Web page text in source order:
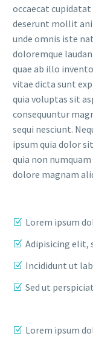
occaecat
deserunt mollit
unde omnis iste
doloremque
quae ab illo
vitae dicta sunt
quia voluptas sit
consequuntur
sequi nesciunt.
ipsum quia dolor
quia non
dolore magnam
Lorem ipsum
Adipisicing elit,
Incididunt ut
Sed ut
Lorem ipsum